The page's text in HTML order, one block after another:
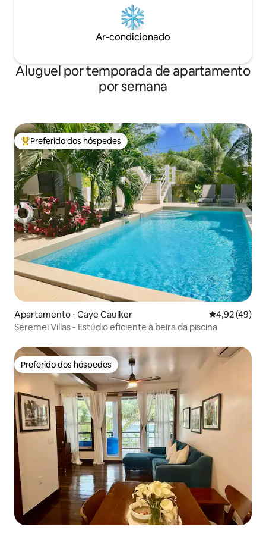
Ar-condicionado
Aluguel por temporada de apartamento
por semana
Entre os melhores preferidos dos hóspedes
Preferido dos hóspedes
Apartamento ⋅ Caye Caulker 4,92 de uma
4,92 (49)
Seremei Villas - Estúdio eficiente à beira da piscina
Preferido dos hóspedes
Preferido dos hóspedes